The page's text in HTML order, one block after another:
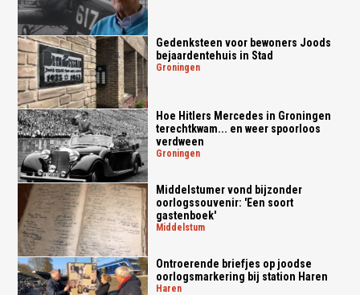
Gedenksteen voor bewoners Joods
bejaardentehuis in Stad
groningen
Hoe Hitlers Mercedes in Groningen
terechtkwam... en weer spoorloos
verdween
groningen
Middelstumer vond bijzonder
oorlogssouvenir: 'Een soort
gastenboek'
middelstum
Ontroerende briefjes op joodse
oorlogsmarkering bij station Haren
haren